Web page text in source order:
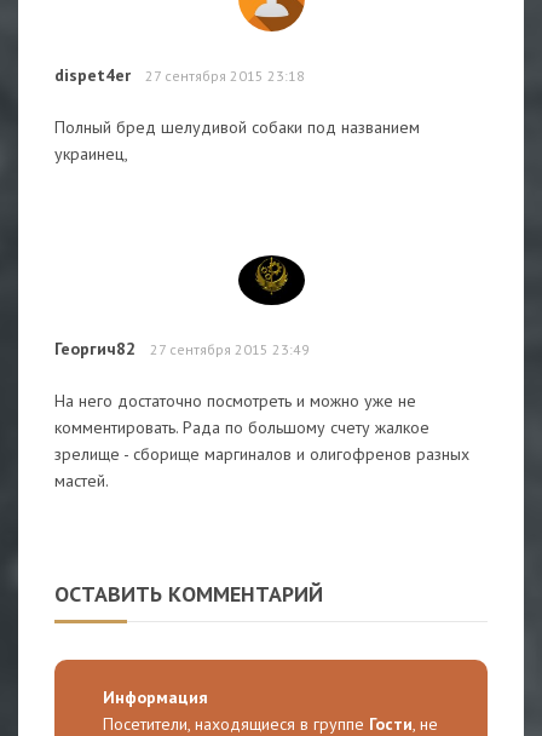
dispet4er 27 сентября 2015 23:18
Полный бред шелудивой собаки под названием
украинец,
Георгич82 27 сентября 2015 23:49
На него достаточно посмотреть и можно уже не
комментировать. Рада по большому счету жалкое
зрелище - сборище маргиналов и олигофренов разных
мастей.
ОСТАВИТЬ КОММЕНТАРИЙ
Информация
Посетители, находящиеся в группе Гости, не